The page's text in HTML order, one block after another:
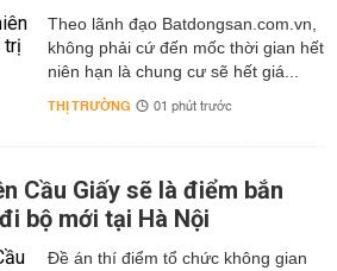
Theo lãnh đạo Batdongsan.com.vn,
không phải cứ đến mốc thời gian hết
niên hạn là chung cư sẽ hết giá...
THỊ TRƯỜNG 01 phút trước
Cầu Giấy sẽ là điểm bắn
bộ mới tại Hà Nội
Đề án thí điểm tổ chức không gian